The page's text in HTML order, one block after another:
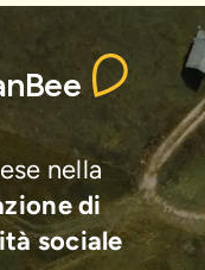
nella
di
sociale